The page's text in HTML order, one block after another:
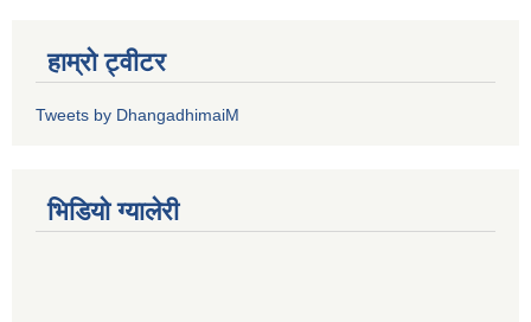
हाम्रो ट्वीटर
Tweets by DhangadhimaiM
भिडियाे ग्यालेरी